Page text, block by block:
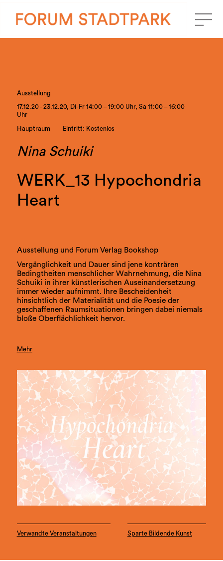
Ausstellung
17.12.20 - 23.12.20, Di-Fr 14:00 – 19:00 Uhr, Sa 11:00 – 16:00
Uhr
Hauptraum Eintritt: Kostenlos
Nina Schuiki
WERK_13 Hypochondria
Heart
Ausstellung und Forum Verlag Bookshop
Vergänglichkeit und Dauer sind jene konträren
Bedingtheiten menschlicher Wahrnehmung, die Nina
Schuiki in ihrer künstlerischen Auseinandersetzung
immer wieder aufnimmt. Ihre Bescheidenheit
hinsichtlich der Materialität und die Poesie der
geschaffenen Raumsituationen bringen dabei niemals
bloße Oberflächlichkeit hervor.
Mehr
Verwandte Veranstaltungen Sparte Bildende Kunst